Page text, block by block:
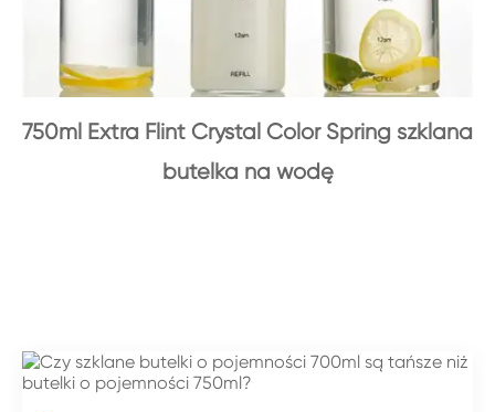
750ml Extra Flint Crystal Color Spring szklana
butelka na wodę